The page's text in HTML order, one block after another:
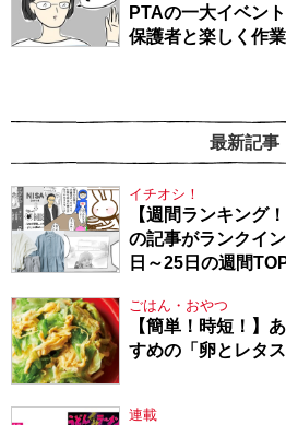
PTAの一大イベン
保護者と楽しく作
最新記事
イチオシ！
【週間ランキング
の記事がランクイ
日～25日の週間
ごはん・おやつ
【簡単！時短！】
すめの「卵とレタ
連載